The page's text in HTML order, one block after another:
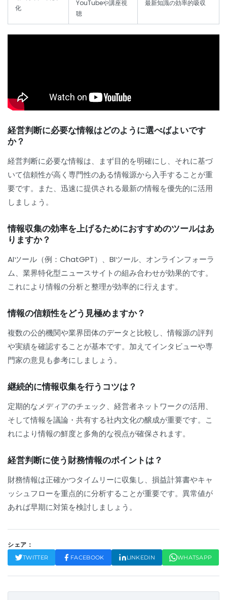
化
YouTubeや講座視
聴
最新知識の効率的吸収
経営判断に必要な情報はどのように選べばよいです
か？
経営判断に必要な情報は、まず目的を明確にし、それに基づ
いて信頼性が高く専門性のある情報源から入手することが重
要です。また、迅速に提供される最新の情報を優先的に活用
しましょう。
情報収集の効率を上げるためにおすすめのツールはあ
りますか？
AIツール（例：ChatGPT）、BIツール、オンラインフォーラ
ム、業界特化型ニュースサイトの組み合わせが効果的です。
これにより情報の分析と整理が効率的に行えます。
情報の信頼性をどう見極めますか？
複数の公的機関や業界団体のデータと比較し、情報源の評判
や実績を確認することが基本です。加えてインタビューや専
門家の意見も参考にしましょう。
継続的に情報収集を行うコツは？
定期的なメディアのチェック、経営者ネットワークの活用、
そして情報を議論・共有する社内文化の醸成が重要です。こ
れにより情報の鮮度と多角的な視点が確保されます。
経営判断に使う財務情報のポイントは？
財務情報は正確かつタイムリーに収集し、損益計算書やキャ
ッシュフローを重点的に分析することが重要です。異常値が
あれば早期に対策を検討しましょう。
シェア：
TWITTER FACEBOOK LINKEDIN WHATSAPP